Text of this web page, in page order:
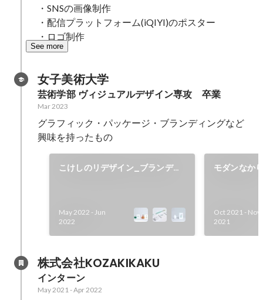
・SNSの画像制作
・配信プラットフォーム(iQIYI)のポスター
・ロゴ制作
See more
女子美術大学
芸術学部 ヴィジュアルデザイン専攻　卒業
Mar 2023
グラフィック・パッケージ・ブランディングなど
興味を持ったもの
こけしのリデザイン_ブランディ
May 2022 -Jun
2022
モダンなか
Oct 2021 - Nov
2021
株式会社KOZAKIKAKU
インターン
May 2021-Apr 2022